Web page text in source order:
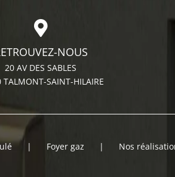
NOUS
20 AV DES SABLES
TALMONT-SAINT-HILAIRE
Foyer gaz Nos